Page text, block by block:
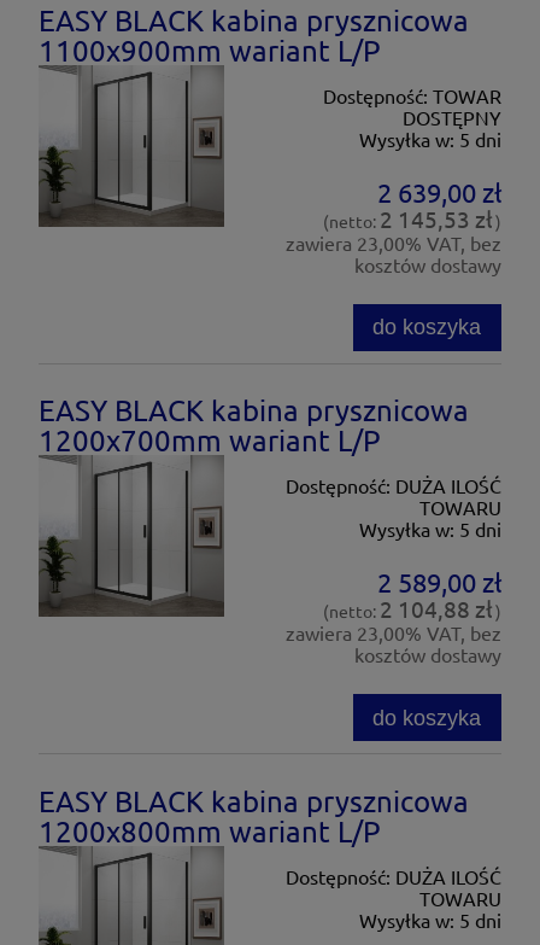
EASY BLACK kabina prysznicowa
1100x900mm wariant L/P
Dostępność: TOWAR
DOSTĘPNY
Wysyłka w: 5 dni
2 639,00 zł
(netto: 2 145,53 zł)
zawiera 23,00% VAT, bez
kosztów dostawy
do koszyka
EASY BLACK kabina prysznicowa
1200x700mm wariant L/P
Dostępność: DUŻA ILOŚĆ
TOWARU
Wysyłka w: 5 dni
2 589,00 zł
(netto: 2 104,88 zł)
zawiera 23,00% VAT, bez
kosztów dostawy
do koszyka
EASY BLACK kabina prysznicowa
1200x800mm wariant L/P
Dostępność: DUŻA ILOŚĆ
TOWARU
Wysyłka w: 5 dni